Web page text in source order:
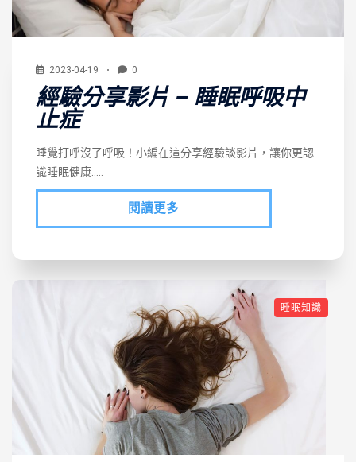
2023-04-19 0
經驗分享影片 – 睡眠呼吸中
止症
睡覺打呼沒了呼吸！小編在這分享經驗談影片，讓你更認
識睡眠健康…..
閱讀更多
睡眠知識